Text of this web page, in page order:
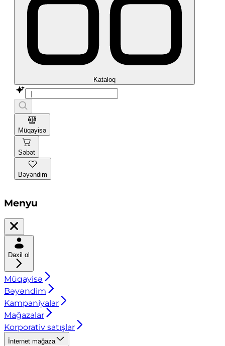
Kataloq
Müqayisə
Səbət
Bəyəndim
Menyu
Daxil ol
Müqayisə
Bəyəndim
Kampaniyalar
Mağazalar
Korporativ satışlar
İnternet mağaza